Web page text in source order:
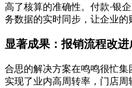
高了核算的准确性。付款·银
务数据的实时同步，让企业的
显著成果：报销流程改
合思的解决方案在鸣鸣很忙
实现了业内高周转率，门店周